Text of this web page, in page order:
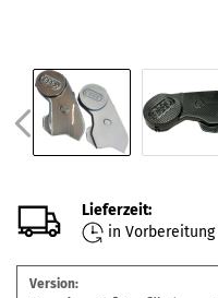
Lieferzeit:
in Vorbereitung
Version: